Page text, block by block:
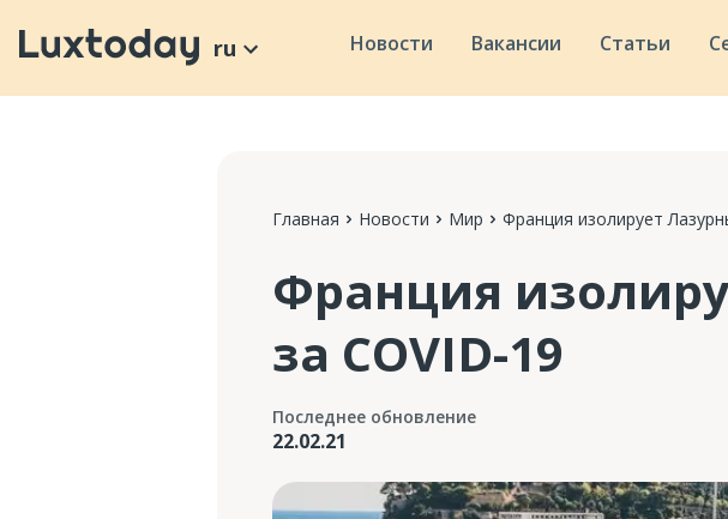
ru Новости Вакансии Статьи
Главная Новости Мир Франция изолирует
Франция
за COVID-19
Последнее обновление
22.02.21